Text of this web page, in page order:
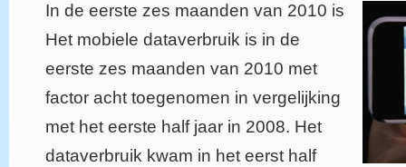
In de eerste zes maanden van 2010 is
Het mobiele dataverbruik is in de
eerste zes maanden van 2010 met
factor acht toegenomen in vergelijking
met het eerste half jaar in 2008. Het
dataverbruik kwam in het eerst half